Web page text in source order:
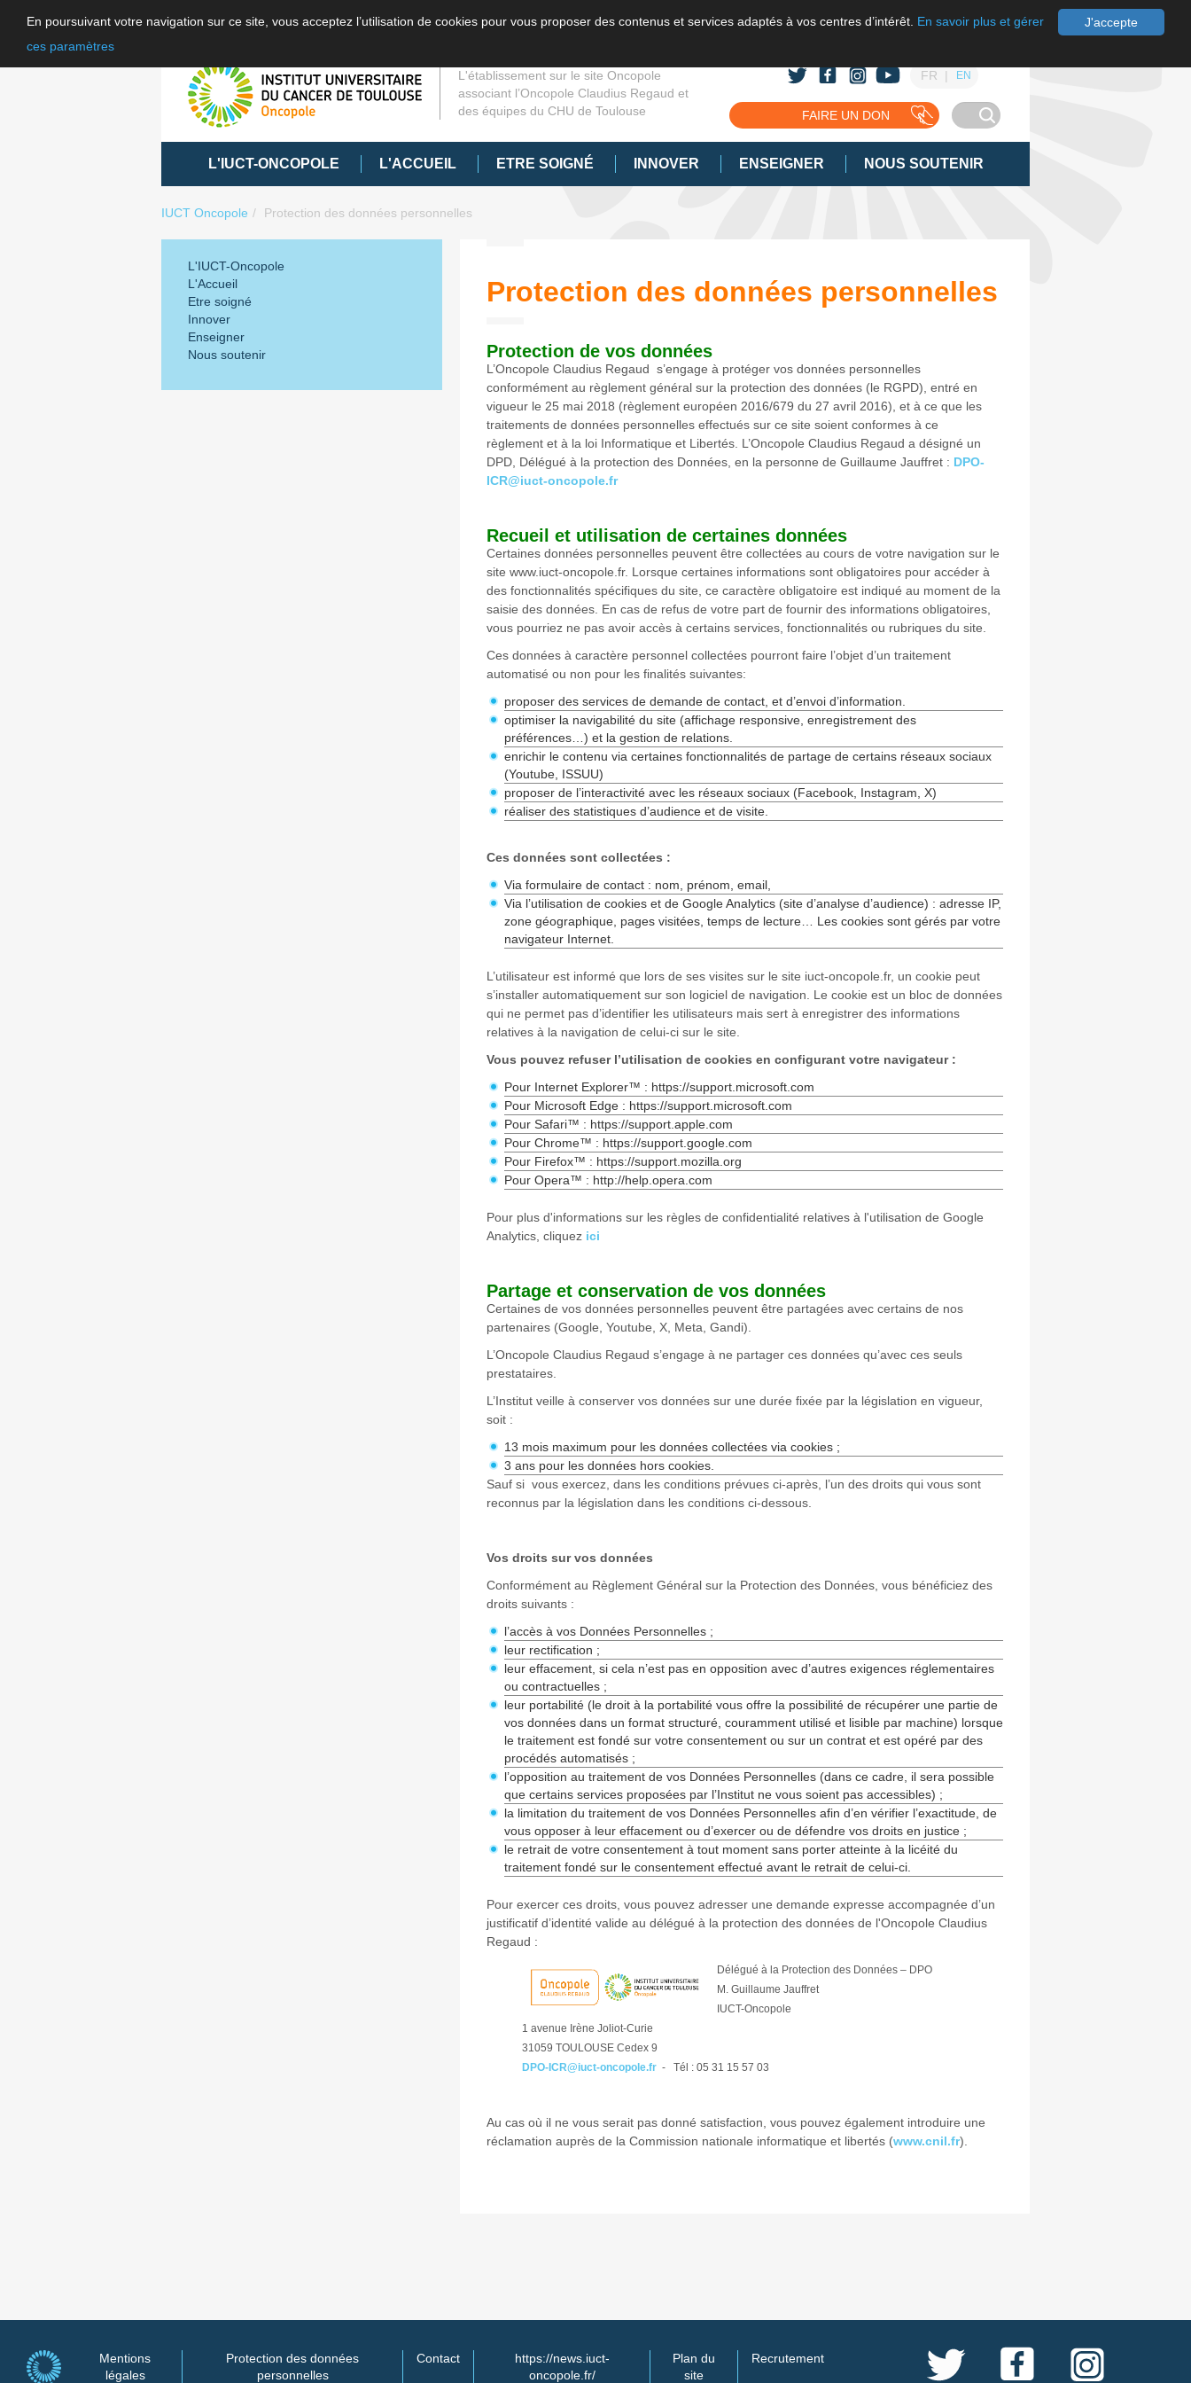
J'accepte
En poursuivant votre navigation sur ce site, vous acceptez l’utilisation de cookies pour vous proposer des contenus et services adaptés à vos centres d’intérêt. En savoir plus et gérer
ces paramètres
L'établissement sur le site Oncopole
associant l’Oncopole Claudius Regaud et
des équipes du CHU de Toulouse
FR EN
FAIRE UN DON
L'IUCT-ONCOPOLE L'ACCUEIL ETRE SOIGNÉ INNOVER ENSEIGNER NOUS SOUTENIR
IUCT Oncopole Protection des données personnelles
L'IUCT-Oncopole
L'Accueil
Etre soigné
Innover
Enseigner
Nous soutenir
Protection des données personnelles
Protection de vos données
L’Oncopole Claudius Regaud s’engage à protéger vos données personnelles
conformément au règlement général sur la protection des données (le RGPD), entré en
vigueur le 25 mai 2018 (règlement européen 2016/679 du 27 avril 2016), et à ce que les
traitements de données personnelles effectués sur ce site soient conformes à ce
règlement et à la loi Informatique et Libertés. L’Oncopole Claudius Regaud a désigné un
DPD, Délégué à la protection des Données, en la personne de Guillaume Jauffret : DPO-
ICR@iuct-oncopole.fr
Recueil et utilisation de certaines données
Certaines données personnelles peuvent être collectées au cours de votre navigation sur le
site www.iuct-oncopole.fr. Lorsque certaines informations sont obligatoires pour accéder à
des fonctionnalités spécifiques du site, ce caractère obligatoire est indiqué au moment de la
saisie des données. En cas de refus de votre part de fournir des informations obligatoires,
vous pourriez ne pas avoir accès à certains services, fonctionnalités ou rubriques du site.
Ces données à caractère personnel collectées pourront faire l’objet d’un traitement
automatisé ou non pour les finalités suivantes:
proposer des services de demande de contact, et d’envoi d’information.
optimiser la navigabilité du site (affichage responsive, enregistrement des
préférences…) et la gestion de relations.
enrichir le contenu via certaines fonctionnalités de partage de certains réseaux sociaux
(Youtube, ISSUU)
proposer de l’interactivité avec les réseaux sociaux (Facebook, Instagram, X)
réaliser des statistiques d’audience et de visite.
Ces données sont collectées :
Via formulaire de contact : nom, prénom, email,
Via l’utilisation de cookies et de Google Analytics (site d’analyse d’audience) : adresse IP,
zone géographique, pages visitées, temps de lecture… Les cookies sont gérés par votre
navigateur Internet.
L’utilisateur est informé que lors de ses visites sur le site iuct-oncopole.fr, un cookie peut
s’installer automatiquement sur son logiciel de navigation. Le cookie est un bloc de données
qui ne permet pas d’identifier les utilisateurs mais sert à enregistrer des informations
relatives à la navigation de celui-ci sur le site.
Vous pouvez refuser l’utilisation de cookies en configurant votre navigateur :
Pour Internet Explorer™ : https://support.microsoft.com
Pour Microsoft Edge : https://support.microsoft.com
Pour Safari™ : https://support.apple.com
Pour Chrome™ : https://support.google.com
Pour Firefox™ : https://support.mozilla.org
Pour Opera™ : http://help.opera.com
Pour plus d'informations sur les règles de confidentialité relatives à l'utilisation de Google
Analytics, cliquez ici
Partage et conservation de vos données
Certaines de vos données personnelles peuvent être partagées avec certains de nos
partenaires (Google, Youtube, X, Meta, Gandi).
L’Oncopole Claudius Regaud s’engage à ne partager ces données qu’avec ces seuls
prestataires.
L’Institut veille à conserver vos données sur une durée fixée par la législation en vigueur,
soit :
13 mois maximum pour les données collectées via cookies ;
3 ans pour les données hors cookies.
Sauf si vous exercez, dans les conditions prévues ci-après, l’un des droits qui vous sont
reconnus par la législation dans les conditions ci-dessous.
Vos droits sur vos données
Conformément au Règlement Général sur la Protection des Données, vous bénéficiez des
droits suivants :
l’accès à vos Données Personnelles ;
leur rectification ;
leur effacement, si cela n’est pas en opposition avec d’autres exigences réglementaires
ou contractuelles ;
leur portabilité (le droit à la portabilité vous offre la possibilité de récupérer une partie de
vos données dans un format structuré, couramment utilisé et lisible par machine) lorsque
le traitement est fondé sur votre consentement ou sur un contrat et est opéré par des
procédés automatisés ;
l’opposition au traitement de vos Données Personnelles (dans ce cadre, il sera possible
que certains services proposées par l’Institut ne vous soient pas accessibles) ;
la limitation du traitement de vos Données Personnelles afin d’en vérifier l’exactitude, de
vous opposer à leur effacement ou d’exercer ou de défendre vos droits en justice ;
le retrait de votre consentement à tout moment sans porter atteinte à la licéité du
traitement fondé sur le consentement effectué avant le retrait de celui-ci.
Pour exercer ces droits, vous pouvez adresser une demande expresse accompagnée d’un
justificatif d’identité valide au délégué à la protection des données de l'Oncopole Claudius
Regaud :
Délégué à la Protection des Données – DPO
M. Guillaume Jauffret
IUCT-Oncopole
1 avenue Irène Joliot-Curie
31059 TOULOUSE Cedex 9
DPO-ICR@iuct-oncopole.fr - Tél : 05 31 15 57 03
Au cas où il ne vous serait pas donné satisfaction, vous pouvez également introduire une
réclamation auprès de la Commission nationale informatique et libertés (www.cnil.fr).
Mentions
légales
Protection des données
personnelles
Contact
https://news.iuct-
oncopole.fr/
Plan du
site
Recrutement